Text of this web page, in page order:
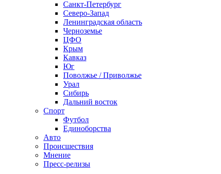
Санкт-Петербург
Северо-Запад
Ленинградская область
Черноземье
ЦФО
Крым
Кавказ
Юг
Поволжье / Приволжье
Урал
Сибирь
Дальний восток
Спорт
Футбол
Единоборства
Авто
Происшествия
Мнение
Пресс-релизы